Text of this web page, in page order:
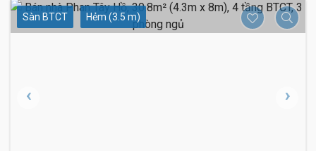
Sàn BTCT Hẻm (3.5 m)